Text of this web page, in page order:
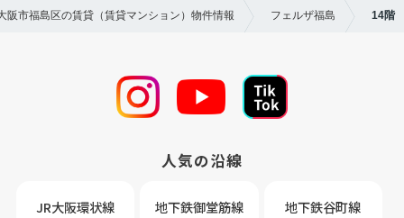
阪市福島区の賃貸（賃貸マンション）物件情報 フェルザ福島 14階
人気の沿線
JR大阪環状線 地下鉄御堂筋線 地下鉄谷町線